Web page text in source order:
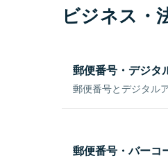
ビジネス・
郵便番号・デジタ
郵便番号とデジタル
郵便番号・バーコ